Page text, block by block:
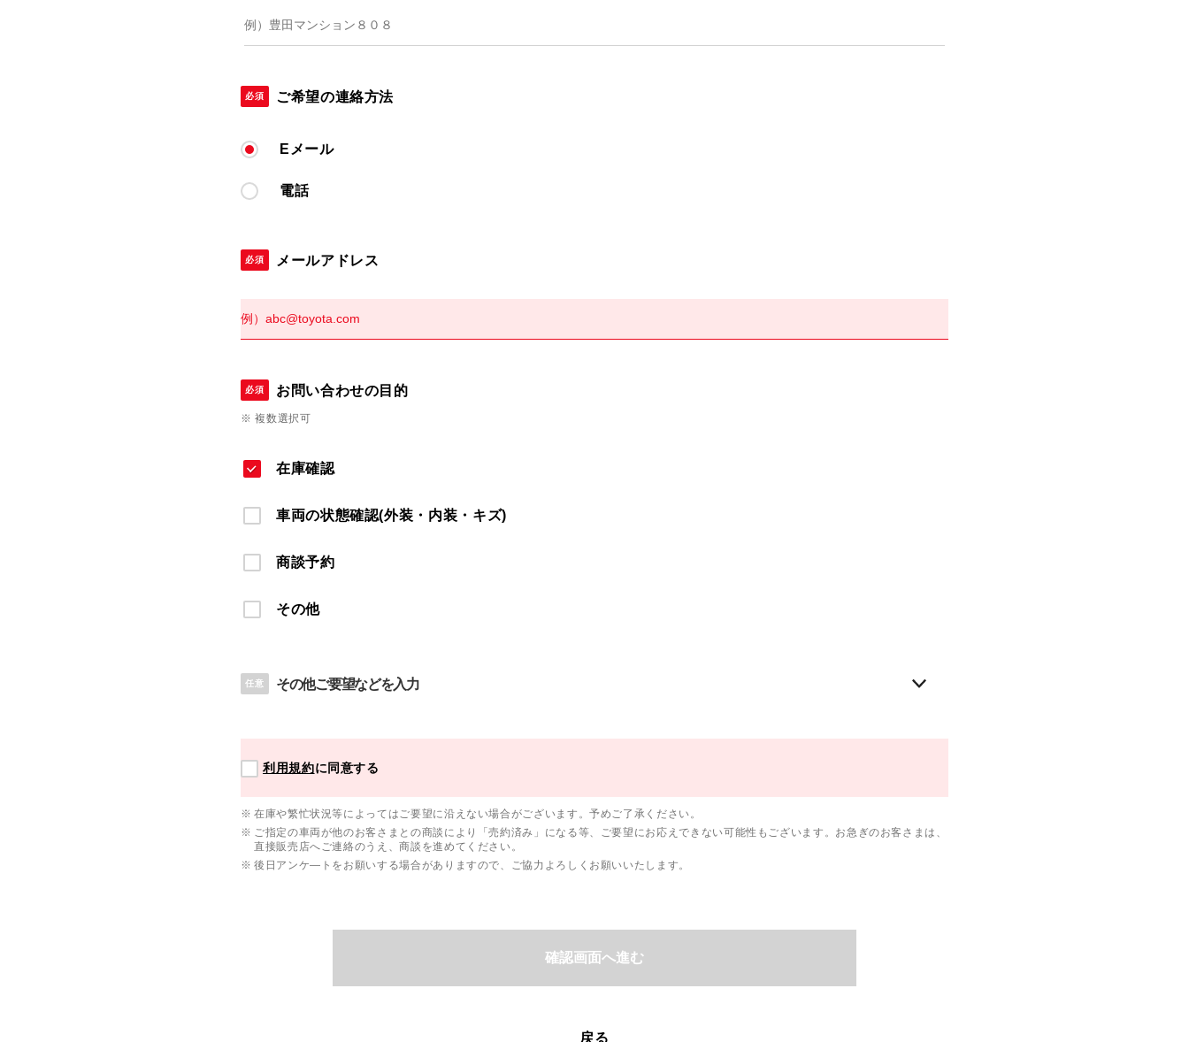
必須 ご希望の連絡方法
Eメール
電話
必須 メールアドレス
必須 お問い合わせの目的
※ 複数選択可
在庫確認
車両の状態確認(外装・内装・キズ)
商談予約
その他
任意 その他ご要望などを入力
利用規約に同意する
在庫や繁忙状況等によってはご要望に沿えない場合がございます。予めご了承ください。
ご指定の車両が他のお客さまとの商談により「売約済み」になる等、ご要望にお応えできない可能性もございます。お急ぎのお客さまは、
直接販売店へご連絡のうえ、商談を進めてください。
後日アンケ―トをお願いする場合がありますので、ご協力よろしくお願いいたします。
確認画面へ進む
戻る